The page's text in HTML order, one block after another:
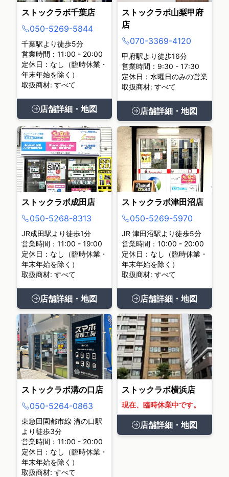
ストックラボ千葉店
050-5269-5844
千葉駅より徒歩5分
営業時間：11:00 - 20:00
定休日：なし（臨時休業・
年末年始を除く）
取扱商材: すべて
店舗詳細・地図
ストックラボ山梨甲府
店
070-3369-4120
甲府駅より徒歩16分
営業時間：9:30 - 17:30
定休日：水曜日のみの営業
取扱商材: すべて
店舗詳細・地図
ストックラボ成田店
050-5268-8313
JR成田駅より徒歩1分
営業時間：11:00 - 19:00
定休日：なし（臨時休業・
年末年始を除く）
取扱商材: すべて
店舗詳細・地図
ストックラボ津田沼店
050-5269-5970
JR 津田沼駅より徒歩5分
営業時間：10:00 - 20:00
定休日：なし（臨時休業・
年末年始を除く）
取扱商材: すべて
店舗詳細・地図
ストックラボ溝の口店
050-5264-0863
東急田園都市線 溝の口駅
より徒歩3分
営業時間：11:00 - 20:00
定休日：なし（臨時休業・
年末年始を除く）
取扱商材: すべて
ストックラボ横浜店
現在、臨時休業中です。
店舗詳細・地図